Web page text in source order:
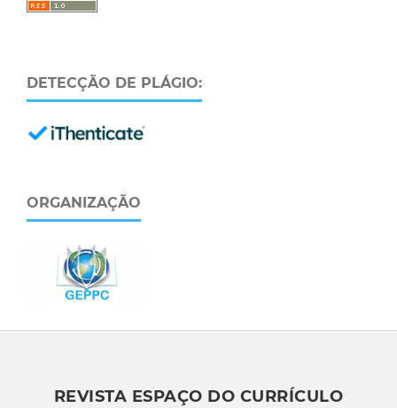
DETECÇÃO DE PLÁGIO:
ORGANIZAÇÃO
REVISTA ESPAÇO DO CURRÍCULO